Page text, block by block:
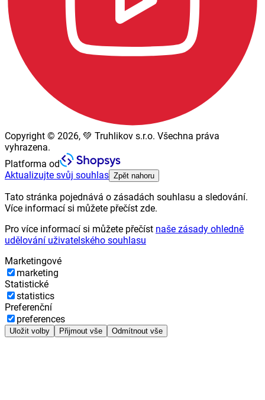
Copyright © 2026, 💚 Truhlikov s.r.o. Všechna práva
vyhrazena.
Platforma od
Aktualizujte svůj souhlas Zpět nahoru
Tato stránka pojednává o zásadách souhlasu a sledování.
Více informací si můžete přečíst zde.
Pro více informací si můžete přečíst naše zásady ohledně
udělování uživatelského souhlasu
Marketingové
marketing
Statistické
statistics
Preferenční
preferences
Uložit volby Přijmout vše Odmítnout vše